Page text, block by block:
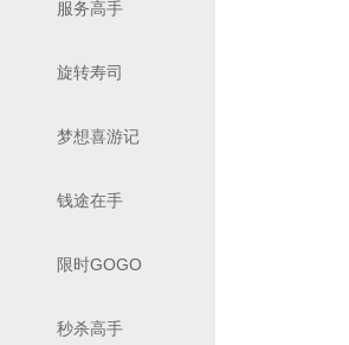
服务高手
旋转寿司
梦想喜游记
钱途在手
限时GOGO
秒杀高手